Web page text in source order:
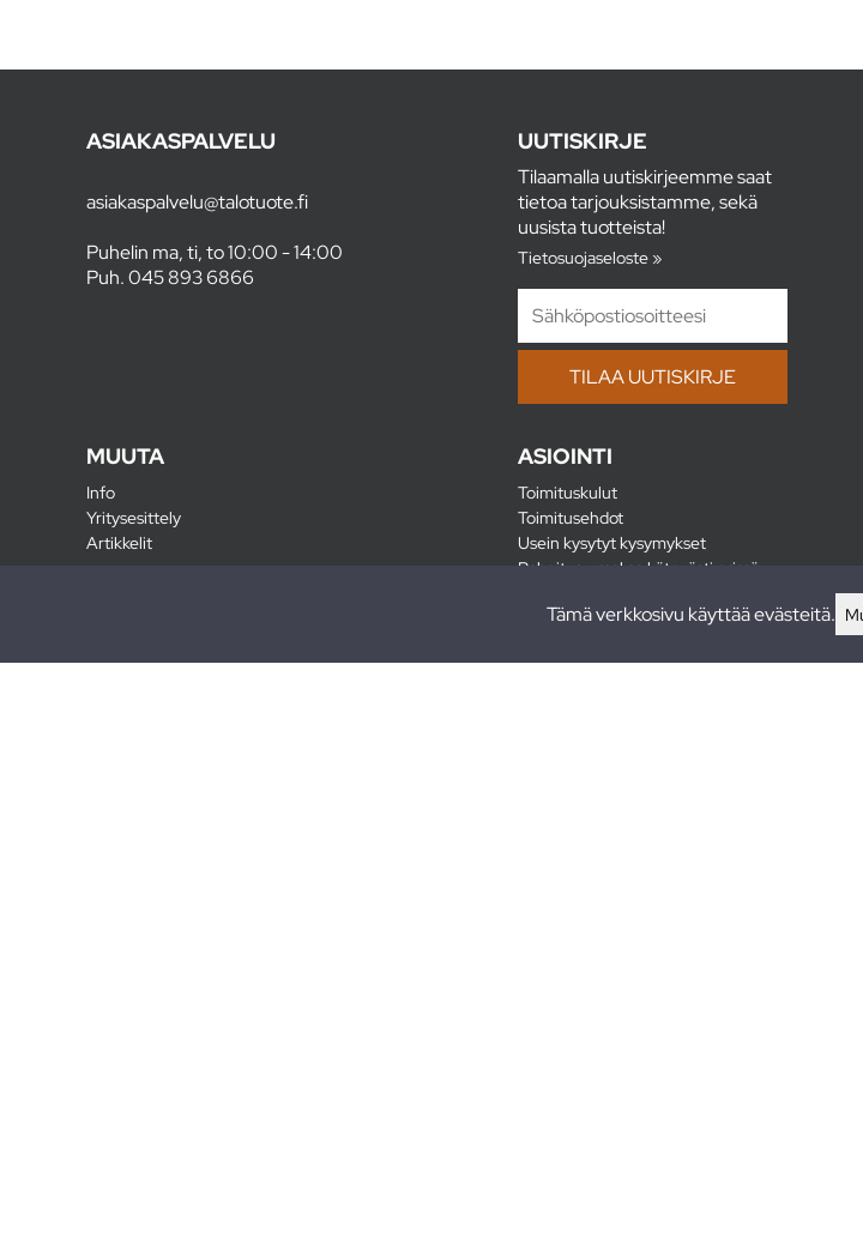
ASIAKASPALVELU
asiakaspalvelu@talotuote.fi
Puhelin ma, ti, to 10:00 - 14:00
Puh.045 893 6866
UUTISKIRJE
Tilaamalla uutiskirjeemme saat
tietoa tarjouksistamme, sekä
uusista tuotteista!
Tietosuojaseloste »
MUUTA
Info
Yritysesittely
Artikkelit
ASIOINTI
Toimituskulut
Toimitusehdot
Usein kysytyt kysymykset
Rahoitus - maksa kätevästi erissä
Tämä verkkosivu käyttää evästeitä.